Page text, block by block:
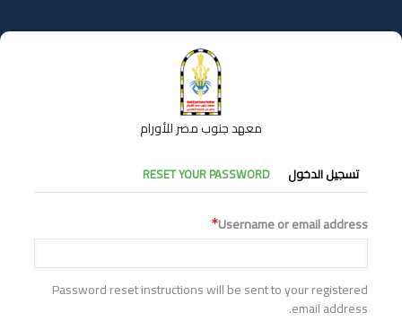
إلى
المحتوى
معهد جنوب مصر للأورام
التبويبات
الأساسية
تسجيل الدخول RESET YOUR PASSWORD
Username or email address
Password reset instructions will be sent to your registered
email address.